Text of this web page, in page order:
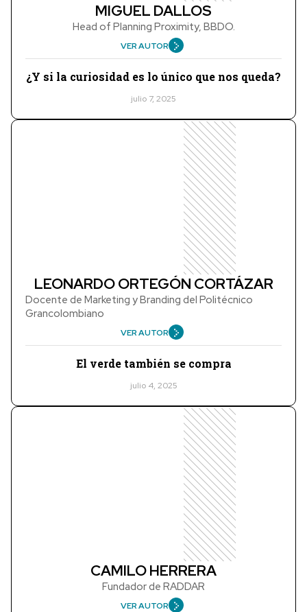
MIGUEL DALLOS
Head of Planning Proximity, BBDO.
VER AUTOR
¿Y si la curiosidad es lo único que nos queda?
julio 7, 2025
LEONARDO ORTEGÓN CORTÁZAR
Docente de Marketing y Branding del Politécnico
Grancolombiano
VER AUTOR
El verde también se compra
julio 4, 2025
CAMILO HERRERA
Fundador de RADDAR
VER AUTOR